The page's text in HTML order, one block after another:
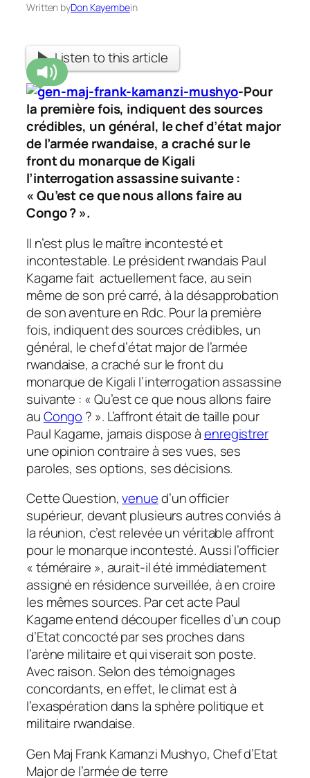
Written byDon Kayembein
Listen to this article
-Pour
la première fois, indiquent des sources
crédibles, un général, le chef d’état major
de l’armée rwandaise, a craché sur le
front du monarque de Kigali
l’interrogation assassine suivante :
« Qu’est ce que nous allons faire au
Congo ? ».
Il n’est plus le maître incontesté et
incontestable. Le président rwandais Paul
Kagame fait actuellement face, au sein
même de son pré carré, à la désapprobation
de son aventure en Rdc. Pour la première
fois, indiquent des sources crédibles, un
général, le chef d’état major de l’armée
rwandaise, a craché sur le front du
monarque de Kigali l’interrogation assassine
suivante : « Qu’est ce que nous allons faire
auCongo ? ». L’affront était de taille pour
Paul Kagame, jamais dispose àenregistrer
une opinion contraire à ses vues, ses
paroles, ses options, ses décisions.
Cette Question,venued’un officier
supérieur, devant plusieurs autres conviés à
la réunion, c’est relevée un véritable affront
pour le monarque incontesté. Aussi l’officier
« téméraire », aurait-il été immédiatement
assigné en résidence surveillée, à en croire
les mêmes sources. Par cet acte Paul
Kagame entend découper ficelles d’un coup
d’Etat concocté par ses proches dans
l’arène militaire et qui viserait son poste.
Avec raison. Selon des témoignages
concordants, en effet, le climat est à
l’exaspération dans la sphère politique et
militaire rwandaise.
Gen Maj Frank Kamanzi Mushyo, Chef d’Etat
Major de l’armée de terre